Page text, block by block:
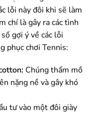
lỗi này đôi khi sẽ làm
chí là gây ra các tình
gợi ý về các lỗi
phục chơi Tennis:
Chúng thấm mồ
nặng nề và gây khó
tư vào một đôi giày